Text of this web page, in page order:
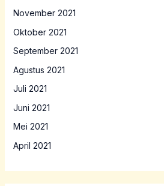
November 2021
Oktober 2021
September 2021
Agustus 2021
Juli 2021
Juni 2021
Mei 2021
April 2021